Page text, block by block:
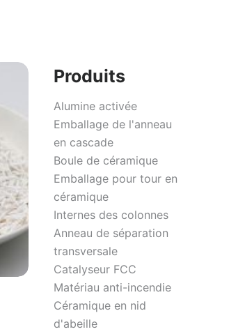
Produits
Alumine activée
Emballage de l'anneau
en cascade
Boule de céramique
Emballage pour tour en
céramique
Internes des colonnes
Anneau de séparation
transversale
Catalyseur FCC
Matériau anti-incendie
Céramique en nid
d'abeille